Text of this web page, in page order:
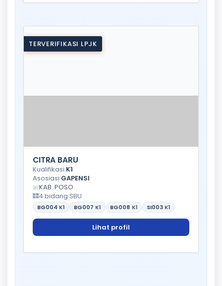
TERVERIFIKASI LPJK
CITRA BARU
Kualifikasi:K1
Asosiasi:GAPENSI
KAB. POSO
4 bidang SBU
BG004 K1 BG007 K1 BG008 K1 SI003 K1
Lihat profil